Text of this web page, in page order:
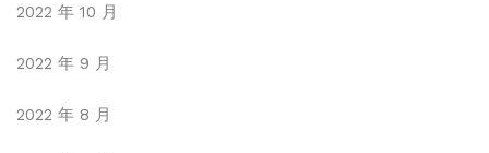
2022 年 10 月
2022 年 9 月
2022 年 8 月